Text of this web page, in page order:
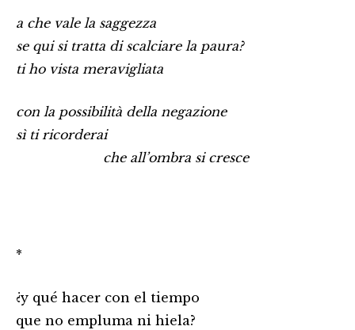
a che vale la saggezza
se qui si tratta di scalciare la paura?
ti ho vista meravigliata
con la possibilità della negazione
sì ti ricorderai
che all’ombra si cresce
*
¿y qué hacer con el tiempo
que no empluma ni hiela?